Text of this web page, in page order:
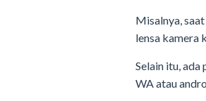
Misalnya,
lensa kamera
Selain itu,
WA atau